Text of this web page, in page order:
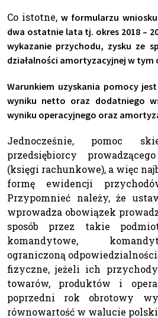
Co istotne,w formularzu
dwa ostatnie lata tj. okres 2018 –
wykazanie przychodu, zysku ze
działalności amortyzacyjnej w tym
Warunkiem uzyskania pomocy
wyniku netto oraz dodatniego
wyniku operacyjnego oraz
Jednocześnie, pomoc
przedsiębiorcy
(księgi rachunkowe), a więc
formę ewidencji
Przypomnieć należy, że
wprowadza obowiązek
sposób przez takie
komandytowe,
ograniczoną
fizyczne, jeżeli ich
towarów, produktów i
poprzedni rok obrotowy
równowartość w walucie